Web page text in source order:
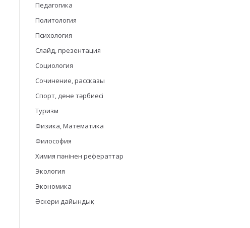
Педагогика
Политология
Психология
Слайд, презентация
Социология
Сочинение, рассказы
Спорт, дене тәрбиесі
Туризм
Физика, Математика
Философия
Химия пәнінен рефераттар
Экология
Экономика
Әскери дайындық